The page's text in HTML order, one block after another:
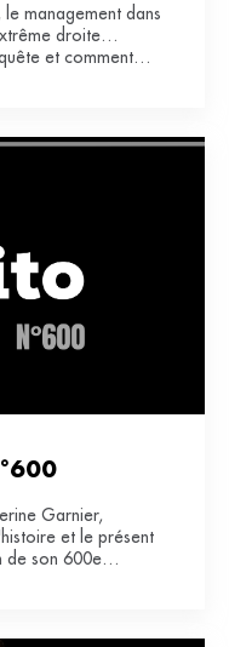
management dans
droite…
et comment
Garnier,
et le présent
de son 600e